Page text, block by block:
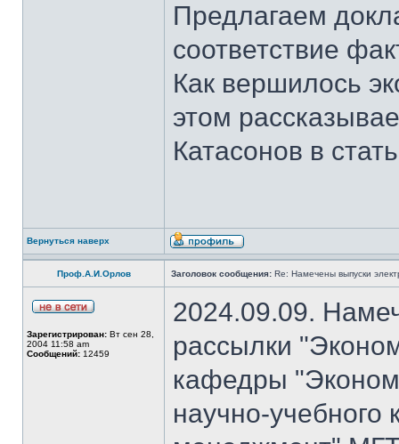
Предлагаем
соответствие
Как вершилось
этом
Катасонов в
Вернуться наверх
Проф.А.И.Орлов Заголовок сообщения: Re: Намечены выпуски
Зарегистрирован: Вт сен 28,
2004 11:58 am
Сообщений: 12459
2024.09.09.
рассылки
кафедры
научно-